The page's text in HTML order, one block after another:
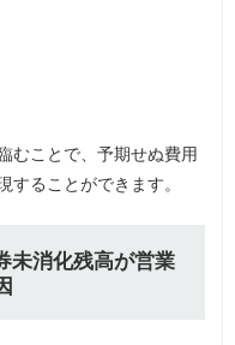
むことで、予期せぬ費用
することができます。
未消化残高が営業